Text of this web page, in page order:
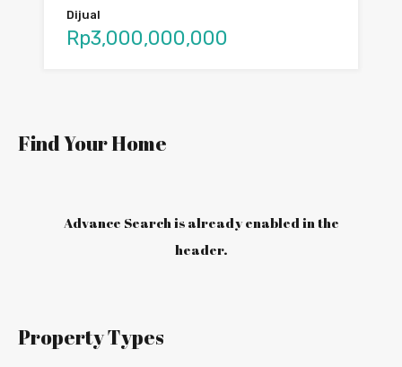
Dijual
Rp3,000,000,000
Find Your Home
Advance Search is already enabled in the
header.
Property Types